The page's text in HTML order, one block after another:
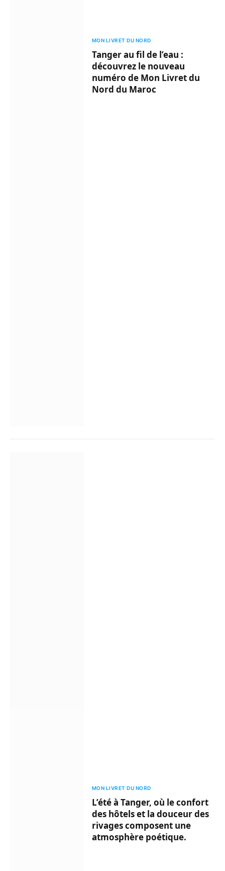
MON LIVRET DU NORD
Tanger au fil de l’eau :
découvrez le nouveau
numéro de Mon Livret du
Nord du Maroc
MON LIVRET DU NORD
L’été à Tanger, où le confort
des hôtels et la douceur des
rivages composent une
atmosphère poétique.